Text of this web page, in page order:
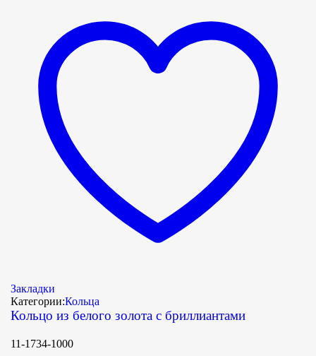
Закладки
Категории:Кольца
Кольцо из белого золота с бриллиантами
11-1734-1000